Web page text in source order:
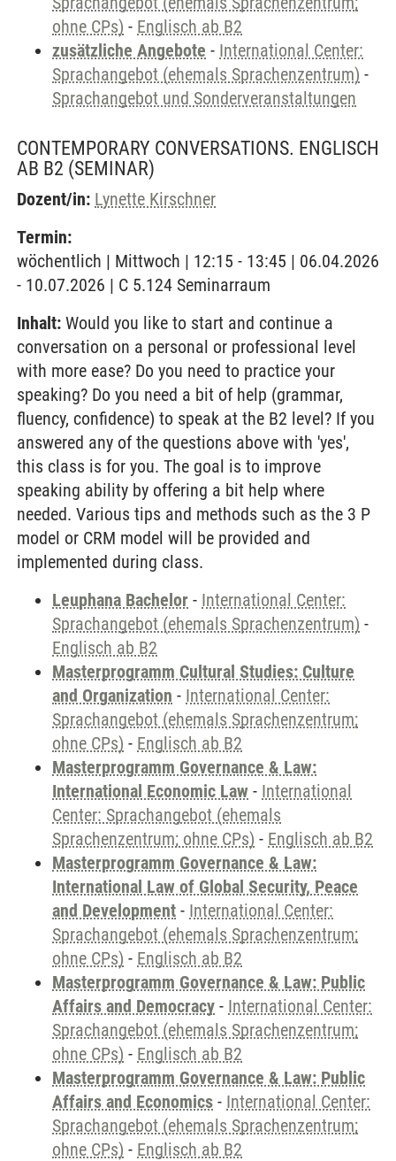
ohne CPs) - Englisch ab B2
zusätzliche Angebote - International Center:
Sprachangebot (ehemals Sprachenzentrum) -
Sprachangebot und Sonderveranstaltungen
CONTEMPORARY CONVERSATIONS. ENGLISCH
AB B2 (SEMINAR)
Dozent/in: Lynette Kirschner
Termin:
wöchentlich | Mittwoch | 12:15 - 13:45 | 06.04.2026
- 10.07.2026 | C 5.124 Seminarraum
Inhalt: Would you like to start and continue a
conversation on a personal or professional level
with more ease? Do you need to practice your
speaking? Do you need a bit of help (grammar,
fluency, confidence) to speak at the B2 level? If you
answered any of the questions above with 'yes',
this class is for you. The goal is to improve
speaking ability by offering a bit help where
needed. Various tips and methods such as the 3 P
model or CRM model will be provided and
implemented during class.
Leuphana Bachelor - International Center:
Sprachangebot (ehemals Sprachenzentrum) -
Englisch ab B2
Masterprogramm Cultural Studies: Culture
and Organization - International Center:
Sprachangebot (ehemals Sprachenzentrum;
ohne CPs) - Englisch ab B2
Masterprogramm Governance & Law:
International Economic Law - International
Center: Sprachangebot (ehemals
Sprachenzentrum; ohne CPs) - Englisch ab B2
Masterprogramm Governance & Law:
International Law of Global Security, Peace
and Development - International Center:
Sprachangebot (ehemals Sprachenzentrum;
ohne CPs) - Englisch ab B2
Masterprogramm Governance & Law: Public
Affairs and Democracy - International Center:
Sprachangebot (ehemals Sprachenzentrum;
ohne CPs) - Englisch ab B2
Masterprogramm Governance & Law: Public
Affairs and Economics - International Center:
Sprachangebot (ehemals Sprachenzentrum;
ohne CPs) - Englisch ab B2